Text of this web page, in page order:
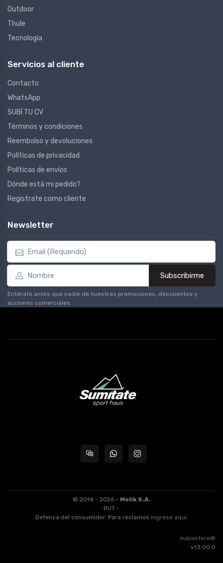
Outdoor
Thule
Tecnología
Servicios al cliente
Contacto
WhatsApp
SUBÍ TU CV
Términos y condiciones
Reembolso y devoluciones
Políticas de privacidad
Políticas de envíos
Dónde está mi pedido?
Registrate como cliente
Newsletter
Subscribirme
Enterate antes que nadie de nuestras promociones, descuentos y
acciones comerciales.
© 2014 - 2026 - Molik S.A.
RUT -
Defensa del consumidor. Para reclamos ingrese aquí.
nubixstore®
v13.00.0